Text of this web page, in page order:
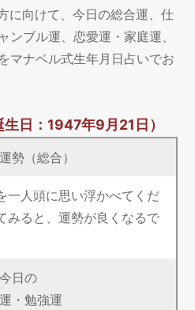
に向けて、今日の総合運、仕
ンブル運、恋愛運・家庭運、
マナベル式生年月日占いでお
生日：1947年9月21日）
勢（総合）
一人頭に思い浮かべてくだ
みると、運勢が良くなるで
今日の
・勉強運